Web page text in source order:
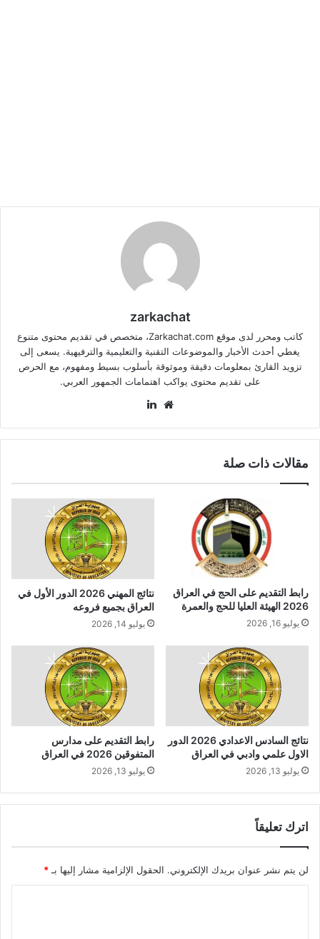
zarkachat
كاتب ومحرر لدى موقع Zarkachat.com، متخصص في تقديم محتوى متنوع
يغطي أحدث الأخبار والموضوعات التقنية والتعليمية والترفيهية. يسعى إلى
تزويد القارئ بمعلومات دقيقة وموثوقة بأسلوب بسيط ومفهوم، مع الحرص
على تقديم محتوى يواكب اهتمامات الجمهور العربي.
موقع
مقالات ذات صلة
رابط التقديم على الحج في العراق
2026 الهيئة العليا للحج والعمرة
يوليو 16, 2026
نتائج المهني 2026 الدور الأول في
العراق بجميع فروعه
يوليو 14, 2026
نتائج السادس الاعدادي 2026 الدور
الاول علمي وادبي في العراق
يوليو 13, 2026
رابط التقديم على مدارس
المتفوقين 2026 في العراق
يوليو 13, 2026
اترك تعليقاً
لن يتم نشر عنوان بريدك الإلكتروني. الحقول الإلزامية مشار إليها بـ *